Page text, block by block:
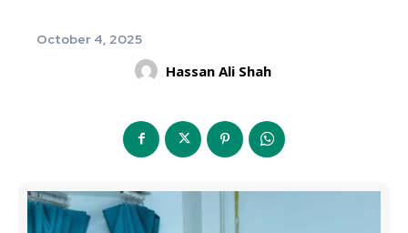
October 4, 2025
Hassan Ali Shah